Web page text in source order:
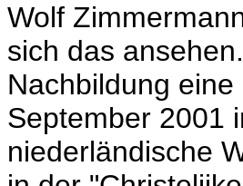
Wolf
sich das
Nachbildung
September 2001
niederländische